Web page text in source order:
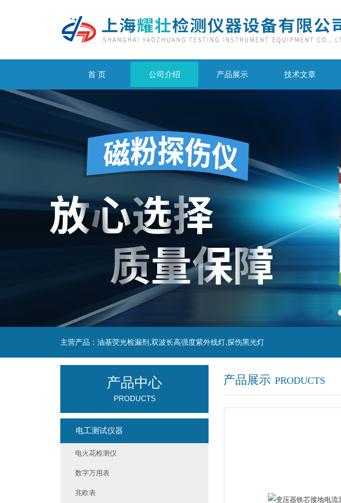
首 页 公司介绍 产品展示 技术文章
主营产品：油基荧光检漏剂,双波长高强度紫外线灯,探伤黑光灯
产品展示 PRODUCTS
产品中心
PRODUCTS
电工测试仪器
电火花检测仪
数字万用表
兆欧表